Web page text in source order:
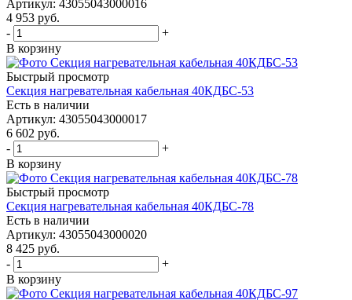
Артикул: 43055043000016
4 953 руб.
-
+
В корзину
Быстрый просмотр
Секция нагревательная кабельная 40КДБС-53
Есть в наличии
Артикул: 43055043000017
6 602 руб.
-
+
В корзину
Быстрый просмотр
Секция нагревательная кабельная 40КДБС-78
Есть в наличии
Артикул: 43055043000020
8 425 руб.
-
+
В корзину